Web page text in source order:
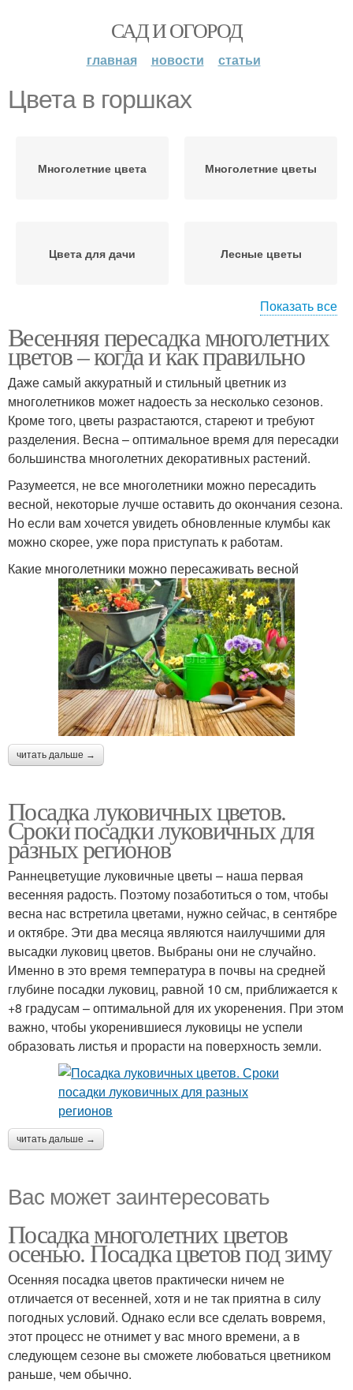
САД И ОГОРОД
главная новости статьи
Цвета в горшках
Многолетние цвета Многолетние цветы
Цвета для дачи Лесные цветы
Луковичные цвета Цвета в горшок
Цвета к посадке
Показать все
Весенняя пересадка многолетних
цветов – когда и как правильно
Даже самый аккуратный и стильный цветник из
многолетников может надоесть за несколько сезонов.
Кроме того, цветы разрастаются, стареют и требуют
разделения. Весна – оптимальное время для пересадки
большинства многолетних декоративных растений.
Разумеется, не все многолетники можно пересадить
весной, некоторые лучше оставить до окончания сезона.
Но если вам хочется увидеть обновленные клумбы как
можно скорее, уже пора приступать к работам.
Какие многолетники можно пересаживать весной
читать дальше →
Посадка луковичных цветов.
Сроки посадки луковичных для
разных регионов
Раннецветущие луковичные цветы – наша первая
весенняя радость. Поэтому позаботиться о том, чтобы
весна нас встретила цветами, нужно сейчас, в сентябре
и октябре. Эти два месяца являются наилучшими для
высадки луковиц цветов. Выбраны они не случайно.
Именно в это время температура в почвы на средней
глубине посадки луковиц, равной 10 см, приближается к
+8 градусам – оптимальной для их укоренения. При этом
важно, чтобы укоренившиеся луковицы не успели
образовать листья и прорасти на поверхность земли.
читать дальше →
Вас может заинтересовать
Посадка многолетних цветов
осенью. Посадка цветов под зиму
Осенняя посадка цветов практически ничем не
отличается от весенней, хотя и не так приятна в силу
погодных условий. Однако если все сделать вовремя,
этот процесс не отнимет у вас много времени, а в
следующем сезоне вы сможете любоваться цветником
раньше, чем обычно.